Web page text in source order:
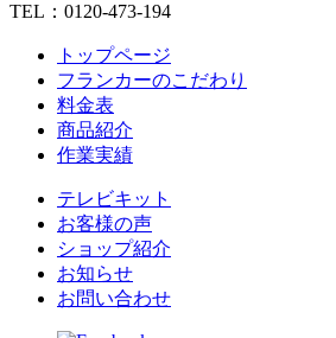
TEL：0120-473-194
トップページ
フランカーのこだわり
料金表
商品紹介
作業実績
テレビキット
お客様の声
ショップ紹介
お知らせ
お問い合わせ